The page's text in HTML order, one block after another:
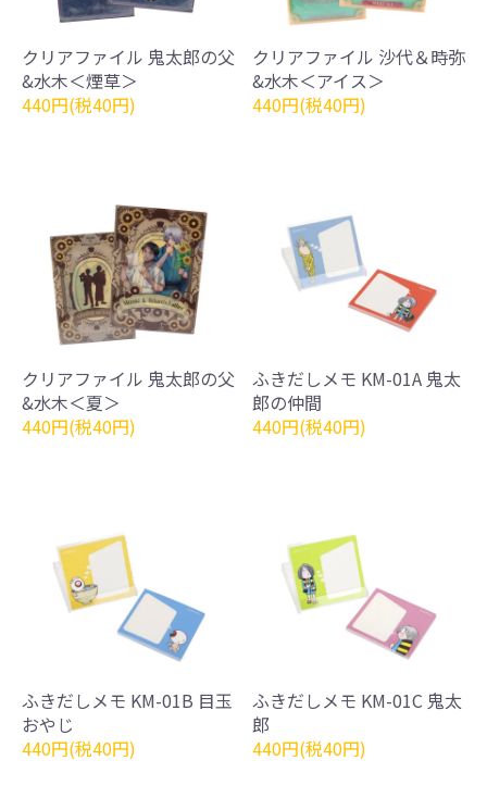
クリアファイル 鬼太郎の父
&水木＜煙草＞
440円(税40円)
クリアファイル 沙代＆時弥
&水木＜アイス＞
440円(税40円)
クリアファイル 鬼太郎の父
&水木＜夏＞
440円(税40円)
ふきだしメモ KM-01A 鬼太
郎の仲間
440円(税40円)
ふきだしメモ KM-01B 目玉
おやじ
440円(税40円)
ふきだしメモ KM-01C 鬼太
郎
440円(税40円)